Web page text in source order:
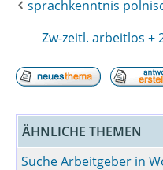
sprachkenntnis
Zw-zeitl. arbeitlos +
ÄHNLICHE THEMEN
Suche Arbeitgeber in